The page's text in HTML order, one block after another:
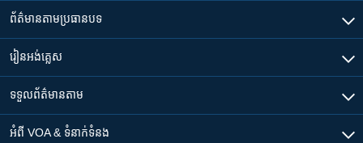
ព័ត៌មាន​តាមប្រធានបទ​
រៀន​​អង់គ្លេស
ទទួល​ព័ត៌មាន​តាម
អំពី​ VOA & ទំនាក់ទំនង